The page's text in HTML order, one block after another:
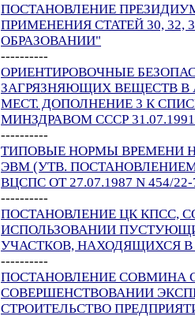
ПОСТАНОВЛЕНИЕ
ПРИМЕНЕНИЯ СТАТЕЙ 30, 32,
ОБРАЗОВАНИИ"
----------
ОРИЕНТИРОВОЧНЫЕ
ЗАГРЯЗНЯЮЩИХ ВЕЩЕСТВ
МЕСТ. ДОПОЛНЕНИЕ 3 К
МИНЗДРАВОМ СССР 31.07.1991
----------
ТИПОВЫЕ НОРМЫ ВРЕМЕНИ
ЭВМ (УТВ.
ВЦСПС ОТ 27.07.1987 N 454/22-
----------
ПОСТАНОВЛЕНИЕ ЦК КПСС,
ИСПОЛЬЗОВАНИИ
УЧАСТКОВ, НАХОДЯЩИХСЯ
----------
ПОСТАНОВЛЕНИЕ СОВМИНА
СОВЕРШЕНСТВОВАНИИ
СТРОИТЕЛЬСТВО